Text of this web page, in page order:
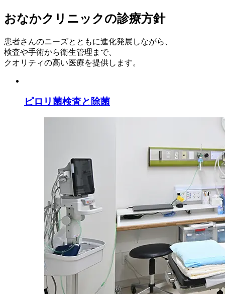
おなかクリニックの診療方針
患者さんのニーズとともに進化発展しながら、
検査や手術から衛生管理まで、
クオリティの高い医療を提供します。
ピロリ菌検査と除菌